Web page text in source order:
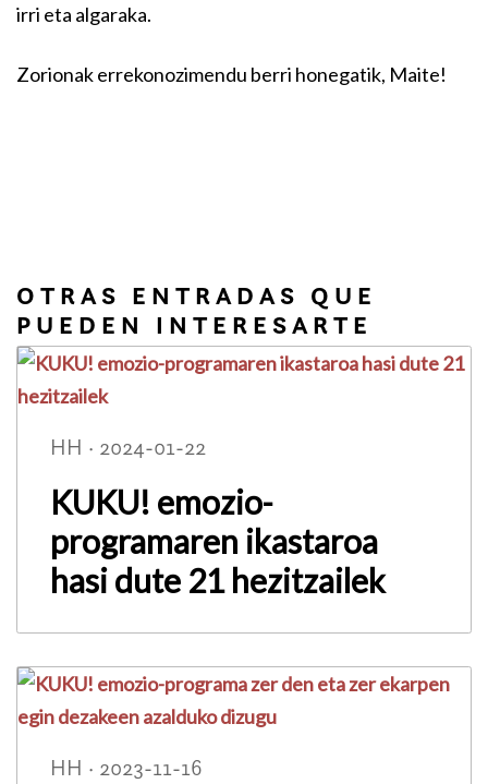
irri eta algaraka.
Zorionak errekonozimendu berri honegatik, Maite!
OTRAS ENTRADAS QUE
PUEDEN INTERESARTE
HH · 2024-01-22
KUKU! emozio-
programaren ikastaroa
hasi dute 21 hezitzailek
HH · 2023-11-16